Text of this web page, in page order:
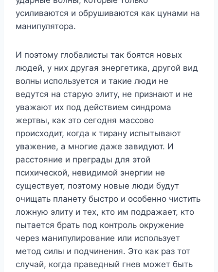
усиливаются и обрушиваются как цунами на
манипулятора.
И поэтому глобалисты так боятся новых
людей, у них другая энергетика, другой вид
волны используется и такие люди не
ведутся на старую элиту, не признают и не
уважают их под действием синдрома
жертвы, как это сегодня массово
происходит, когда к тирану испытывают
уважение, а многие даже завидуют. И
расстояние и преграды для этой
психической, невидимой энергии не
существует, поэтому новые люди будут
очищать планету быстро и особенно чистить
ложную элиту и тех, кто им подражает, кто
пытается брать под контроль окружение
через манипулирование или использует
метод силы и подчинения. Это как раз тот
случай, когда праведный гнев может быть